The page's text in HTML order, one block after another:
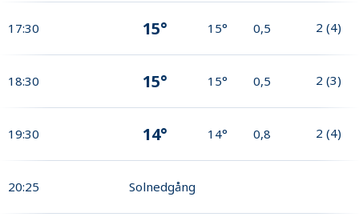
17:30 15° 15° 0,5 2 (4)
18:30 15° 15° 0,5 2 (3)
19:30 14° 14° 0,8 2 (4)
20:25 Solnedgång